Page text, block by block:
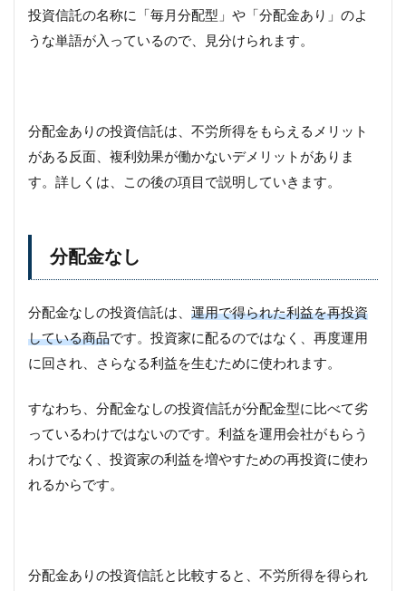
投資信託の名称に「毎月分配型」や「分配金あり」のよ
うな単語が入っているので、見分けられます。
分配金ありの投資信託は、不労所得をもらえるメリット
がある反面、複利効果が働かないデメリットがありま
す。詳しくは、この後の項目で説明していきます。
分配金なし
分配金なしの投資信託は、 運用で得られた利益を再投資
している商品です。投資家に配るのではなく、再度運用
に回され、さらなる利益を生むために使われます。
すなわち、分配金なしの投資信託が分配金型に比べて劣
っているわけではないのです。利益を運用会社がもらう
わけでなく、投資家の利益を増やすための再投資に使わ
れるからです。
分配金ありの投資信託と比較すると、不労所得を得られ